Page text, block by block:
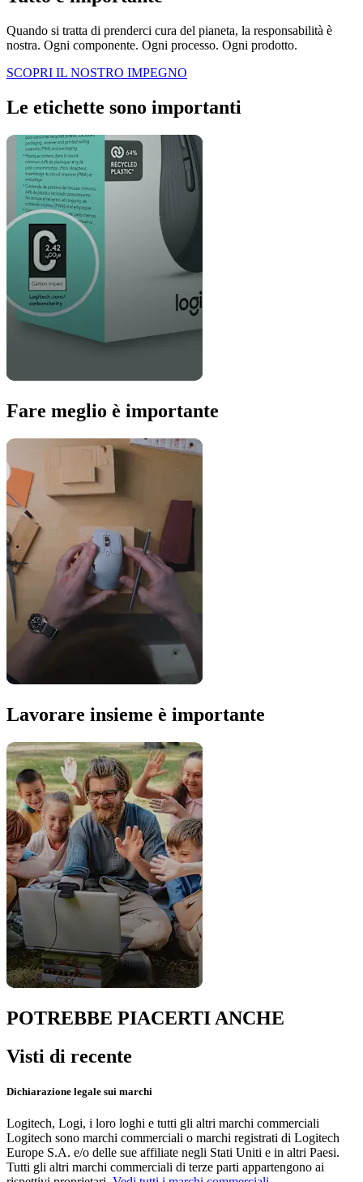
Quando si tratta di prenderci cura del pianeta, la responsabilità è
nostra. Ogni componente. Ogni processo. Ogni prodotto.
SCOPRI IL NOSTRO IMPEGNO
Le etichette sono importanti
Fare meglio è importante
Lavorare insieme è importante
POTREBBE PIACERTI ANCHE
Visti di recente
Dichiarazione legale sui marchi
Logitech, Logi, i loro loghi e tutti gli altri marchi commerciali
Logitech sono marchi commerciali o marchi registrati di Logitech
Europe S.A. e/o delle sue affiliate negli Stati Uniti e in altri Paesi.
Tutti gli altri marchi commerciali di terze parti appartengono ai